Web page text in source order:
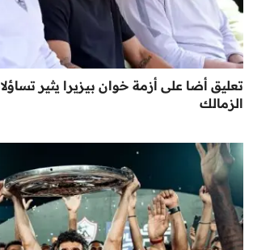
تعليق أضا على أزمة خوان بيزيرا يثير
الزمالك